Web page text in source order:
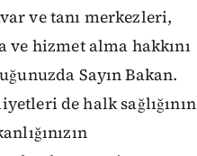
ve tanı merkezleri,
ve hizmet alma hakkını
Sayın Bakan.
de halk sağlığının